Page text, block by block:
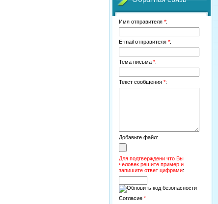
Имя отправителя *:
E-mail отправителя *:
Тема письма *:
Текст сообщения *:
Добавьте файл:
Для подтверждени что Вы
человек решите пример и
запишите ответ цифрами:
Согласие *